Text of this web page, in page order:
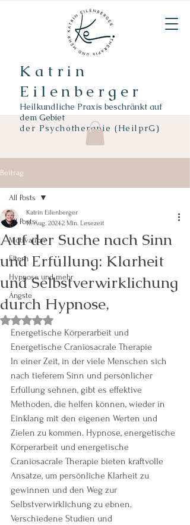
Katrin
Eilenberger
Heilkundliche Praxis beschränkt auf
dem Gebiet
der Psychotherapie (HeilprG)
Beitrag
All Posts
Motivation
Eltern
Hypnose und mehr
Ängste
All Posts
Auf der Suche nach Sinn
und Erfüllung: Klarheit
und Selbstverwirklichung
durch Hypnose,
Katrin Eilenberger
11. Aug. 20242 Min. Lesezeit
Mit NaN von 5 Sternen bewertet.
Energetische Körperarbeit und
Energetische Craniosacrale Therapie
In einer Zeit, in der viele Menschen sich
nach tieferem Sinn und persönlicher
Erfüllung sehnen, gibt es effektive
Methoden, die helfen können, wieder in
Einklang mit den eigenen Werten und
Zielen zu kommen. Hypnose, energetische
Körperarbeit und energetische
Craniosacrale Therapie bieten kraftvolle
Ansätze, um persönliche Klarheit zu
gewinnen und den Weg zur
Selbstverwirklichung zu ebnen.
Verschiedene Studien und